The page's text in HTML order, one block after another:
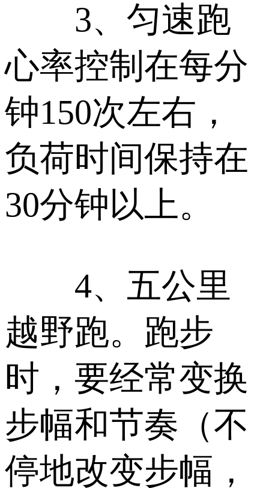
3、匀速跑
心率控制在每分
钟150次左右，
负荷时间保持在
30分钟以上。
4、五公里
越野跑。跑步
时，要经常变换
步幅和节奏（不
停地改变步幅，